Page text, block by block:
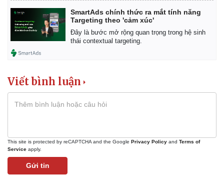
SmartAds chính thức ra mắt tính năng
Targeting theo 'cảm xúc'
Đây là bước mở rộng quan trọng trong hệ sinh
thái contextual targeting.
Viết bình luận
This site is protected by reCAPTCHA and the Google Privacy Policy and Terms of
Service apply.
Gửi tin